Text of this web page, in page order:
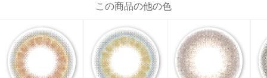
この商品の他の色